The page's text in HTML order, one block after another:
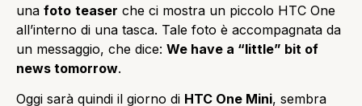
una foto teaser che ci mostra un piccolo HTC One
all’interno di una tasca. Tale foto è accompagnata da
un messaggio, che dice: We have a “little” bit of
news tomorrow.
Oggi sarà quindi il giorno di HTC One Mini, sembra